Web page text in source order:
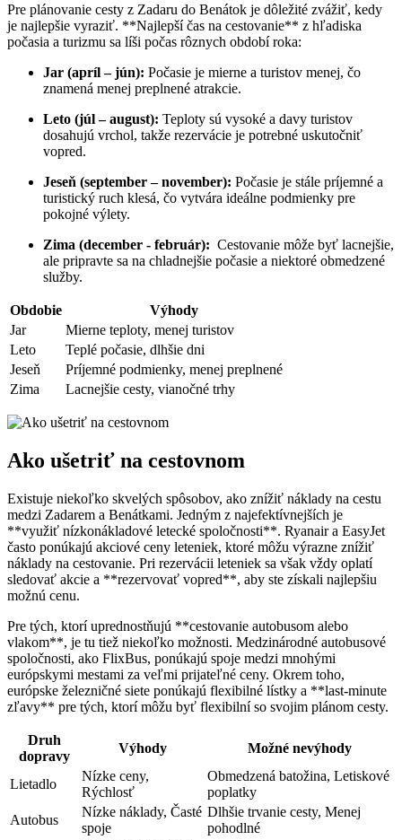
Pre ⁤plánovanie cesty z ‍Zadaru ⁣do Benátok je dôležité zvážiť, kedy
je najlepšie‍ vyraziť. **Najlepší ⁢čas na cestovanie**‍ z hľadiska
počasia a ⁤turizmu ⁢sa líši počas ⁣rôznych‍ období‍ roka:
Jar (apríl – jún): Počasie⁣ je mierne a turistov ⁣menej, čo
znamená ⁢menej preplnené ⁤atrakcie.
Leto (júl – ⁤august): ⁣Teploty sú vysoké​ a davy turistov
dosahujú ‍vrchol,​ takže rezervácie je‍ potrebné uskutočniť
vopred.
Jeseň (september – november): Počasie je stále príjemné ⁤a
turistický ruch klesá, čo vytvára ideálne podmienky pre
pokojné výlety.
Zima (december‌ -​ február): ⁢ Cestovanie môže byť⁢ lacnejšie,
ale pripravte sa ⁤na chladnejšie počasie a niektoré obmedzené
služby.
Obdobie
Výhody
Jar
Mierne teploty, menej turistov
Leto
Teplé počasie, dlhšie dni
Jeseň
Príjemné podmienky, ‌menej preplnené
Zima
Lacnejšie ⁤cesty, vianočné trhy
Ako ušetriť na cestovnom
Existuje niekoľko skvelých ‌spôsobov, ako ‌znížiť náklady na ⁢cestu
medzi Zadarem a Benátkami. Jedným z najefektívnejších je
**využiť nízkonákladové letecké ​spoločnosti**. Ryanair a EasyJet‌
často ponúkajú akciové ceny leteniek, ktoré⁤ môžu výrazne‍ znížiť
‍náklady ⁣na⁢ cestovanie. Pri rezervácii leteniek sa⁣ však vždy oplatí
sledovať akcie a **rezervovať vopred**, aby⁢ ste získali najlepšiu
možnú⁣ cenu.
Pre tých, ktorí‍ uprednostňujú⁣ **cestovanie autobusom alebo
vlakom**, je tu tiež niekoľko ​možnosti. Medzinárodné autobusové
spoločnosti, ako FlixBus, ponúkajú spoje medzi mnohými
európskymi mestami za veľmi prijateľné ceny. Okrem toho,
európske železničné siete ponúkajú‍ flexibilné lístky a **last-minute
zľavy** pre tých, ​ktorí môžu ‍byť flexibilní so ​svojim plánom cesty.
Druh
dopravy
Výhody Možné nevýhody
Lietadlo
Nízke ceny,
Rýchlosť
Obmedzená batožina, ⁢Letiskové
poplatky
Autobus
Nízke náklady, Časté
spoje
Dlhšie trvanie cesty, Menej
pohodlné